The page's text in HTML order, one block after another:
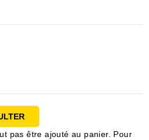
pas être ajouté au panier. Pour